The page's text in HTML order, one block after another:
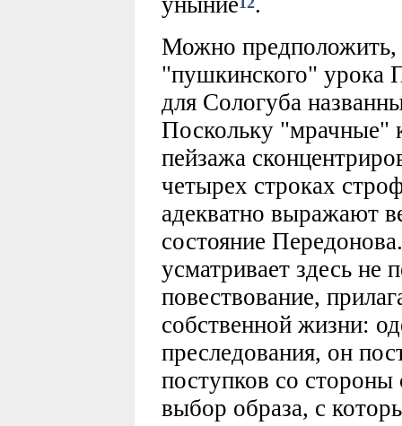
Можно предположить,
"пушкинского" урока
для Сологуба
Поскольку "мрачные"
пейзажа
четырех строках
адекватно выражают
состояние
усматривает здесь не
повествование,
собственной жизни:
преследования, он
поступков со
выбор образа, с